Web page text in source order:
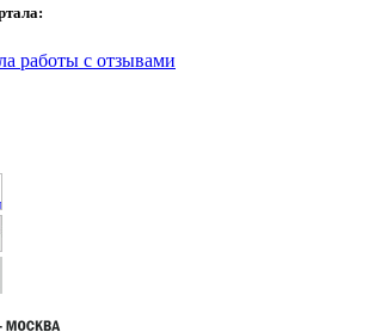
работы с отзывами